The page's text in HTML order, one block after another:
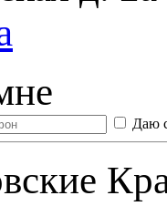
Даю